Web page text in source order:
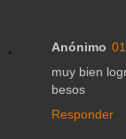
Anónimo
muy bien
besos
Responder